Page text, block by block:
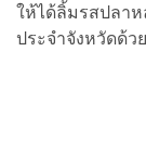
ให้ได้ลิ้มรสปลา
ประจำจังหวัดด้ว